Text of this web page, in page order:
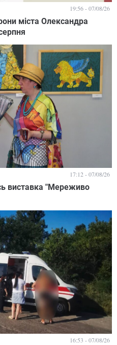
міста Олександра
19:56 - 07/08/26
виставка "Мереживо
17:12 - 07/08/26
16:53 - 07/08/26